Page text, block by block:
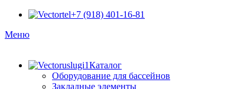
+7 (918) 401-16-81
Меню
Каталог
Оборудование для бассейнов
Закладные элементы